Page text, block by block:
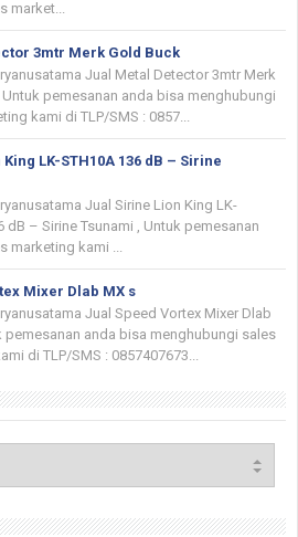
3mtr Merk Gold Buck
Jual Metal Detector 3mtr Merk
Untuk pemesanan anda bisa menghubungi
kami di TLP/SMS : 0857...
LK-STH10A 136 dB – Sirine
Jual Sirine Lion King LK-
dB – Sirine Tsunami , Untuk pemesanan
kami ...
Mixer Dlab MX s
Jual Speed Vortex Mixer Dlab
pemesanan anda bisa menghubungi sales
di TLP/SMS : 0857407673...